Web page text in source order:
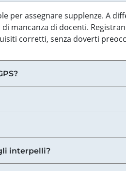
assegnare supplenze. A
mancanza di docenti.
corretti, senza doverti
interpelli?